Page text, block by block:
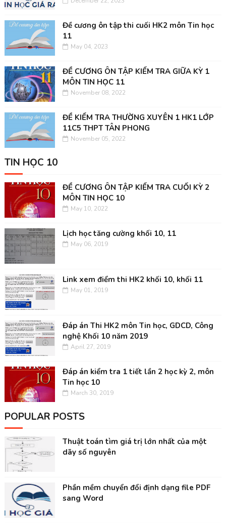
Đề cương ôn tập thi cuối HK2 môn Tin học
11
May 04, 2023
ĐỀ CƯƠNG ÔN TẬP KIỂM TRA GIỮA KỲ 1
MÔN TIN HỌC 11
November 08, 2022
ĐỀ KIỂM TRA THƯỜNG XUYÊN 1 HK1 LỚP
11C5 THPT TÂN PHONG
November 05, 2022
TIN HỌC 10
ĐỀ CƯƠNG ÔN TẬP KIỂM TRA CUỐI KỲ 2
MÔN TIN HỌC 10
May 10, 2022
Lịch học tăng cường khối 10, 11
May 06, 2019
Link xem điểm thi HK2 khối 10, khối 11
May 01, 2019
Đáp án Thi HK2 môn Tin học, GDCD, Công
nghệ Khối 10 năm 2019
April 27, 2019
Đáp án kiểm tra 1 tiết lần 2 học kỳ 2, môn
Tin học 10
March 30, 2019
POPULAR POSTS
Thuật toán tìm giá trị lớn nhất của một
dãy số nguyên
Phần mềm chuyển đổi định dạng file PDF
sang Word